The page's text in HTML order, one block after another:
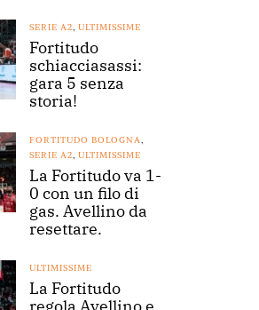
SERIE A2, ULTIMISSIME
Fortitudo
schiacciasassi:
gara 5 senza
storia!
FORTITUDO BOLOGNA,
SERIE A2, ULTIMISSIME
La Fortitudo va 1-
0 con un filo di
gas. Avellino da
resettare.
ULTIMISSIME
La Fortitudo